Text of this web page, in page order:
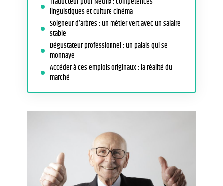
linguistiques et culture cinéma
Soigneur d’arbres : un métier vert avec un salaire
stable
Dégustateur professionnel : un palais qui se
monnaye
Accéder à ces emplois originaux : la réalité du
marché